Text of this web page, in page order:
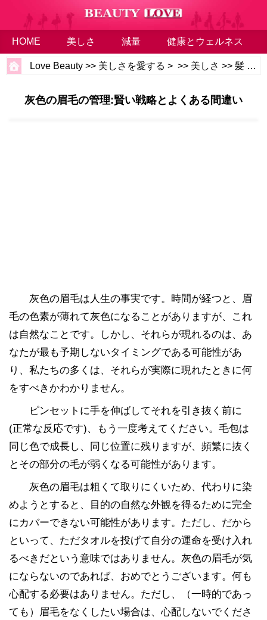
HOME 美しさ 減量 健康とウェルネス
Love Beauty >> 美しさを愛する > >> 美しさ >>髪
灰色の眉毛の管理:賢い戦略とよくある間違い
灰色の眉毛は人生の事実です。時間が経つと、眉
毛の色素が薄れて灰色になることがありますが、これ
は自然なことです。しかし、それらが現れるのは、あ
なたが最も予期しないタイミングである可能性があ
り、私たちの多くは、それらが実際に現れたときに何
をすべきかわかりません。
ピンセットに手を伸ばしてそれを引き抜く前に
(正常な反応です)、もう一度考えてください。毛包は
同じ色で成長し、同じ位置に残りますが、頻繁に抜く
とその部分の毛が弱くなる可能性があります。
灰色の眉毛は粗くて取りにくいため、代わりに染
めようとすると、目的の自然な外観を得るために完全
にカバーできない可能性があります。ただし、だから
といって、ただタオルを投げて自分の運命を受け入れ
るべきだという意味ではありません。灰色の眉毛が気
にならないのであれば、おめでとうございます。何も
心配する必要はありません。ただし、（一時的であっ
ても）眉毛をなくしたい場合は、心配しないでくださ